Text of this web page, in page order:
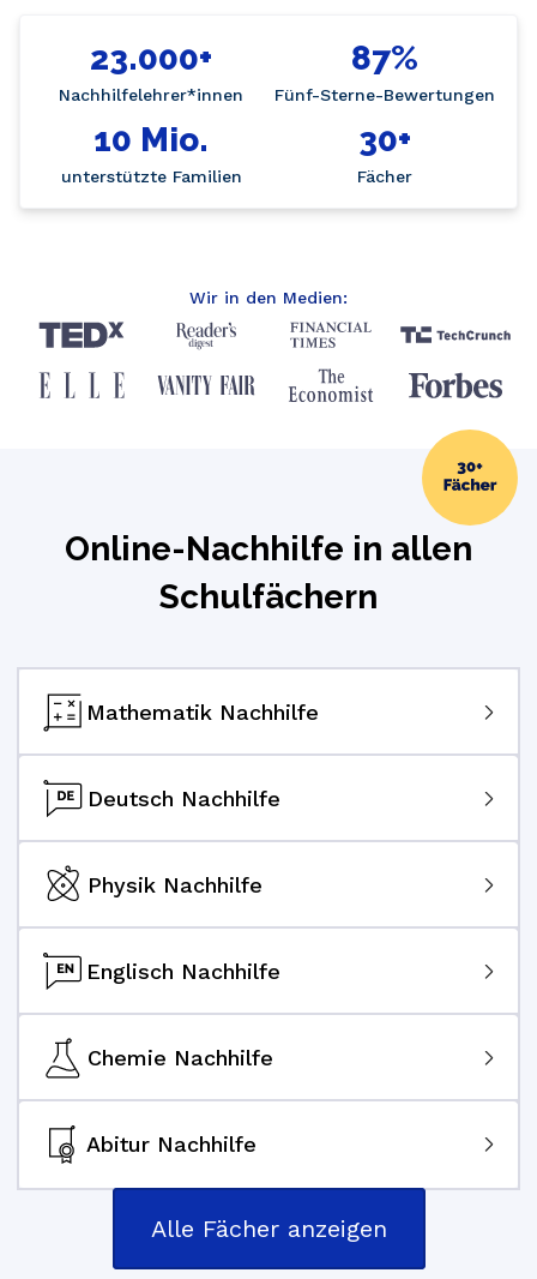
23.000+
Nachhilfelehrer*innen
87%
Fünf-Sterne-Bewertungen
10 Mio.
unterstützte Familien
30+
Fächer
Wir in den Medien:
Online-Nachhilfe in allen
Schulfächern
Mathematik Nachhilfe
Deutsch Nachhilfe
Physik Nachhilfe
Englisch Nachhilfe
Chemie Nachhilfe
Abitur Nachhilfe
Alle Fächer anzeigen